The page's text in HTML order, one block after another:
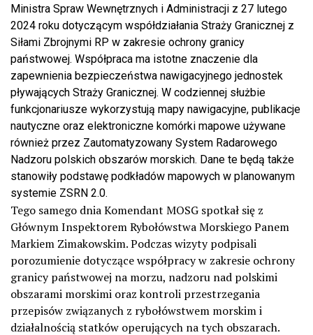
Ministra Spraw Wewnętrznych i Administracji z 27 lutego
2024 roku dotyczącym współdziałania Straży Granicznej z
Siłami Zbrojnymi RP w zakresie ochrony granicy
państwowej. Współpraca ma istotne znaczenie dla
zapewnienia bezpieczeństwa nawigacyjnego jednostek
pływających Straży Granicznej. W codziennej służbie
funkcjonariusze wykorzystują mapy nawigacyjne, publikacje
nautyczne oraz elektroniczne komórki mapowe używane
również przez Zautomatyzowany System Radarowego
Nadzoru polskich obszarów morskich. Dane te będą także
stanowiły podstawę podkładów mapowych w planowanym
systemie ZSRN 2.0.
Tego samego dnia Komendant MOSG spotkał się z
Głównym Inspektorem Rybołówstwa Morskiego Panem
Markiem Zimakowskim. Podczas wizyty podpisali
porozumienie dotyczące współpracy w zakresie ochrony
granicy państwowej na morzu, nadzoru nad polskimi
obszarami morskimi oraz kontroli przestrzegania
przepisów związanych z rybołówstwem morskim i
działalnością statków operujących na tych obszarach.